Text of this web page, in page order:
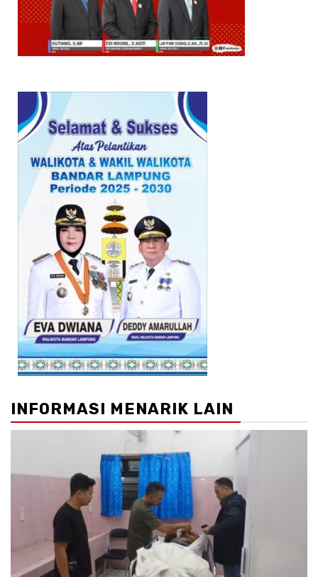
INFORMASI MENARIK LAIN